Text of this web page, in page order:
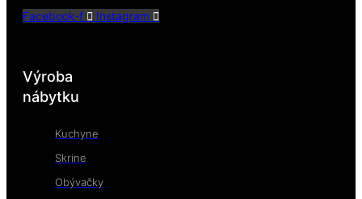
Facebook-f Instagram
Výroba
nábytku
Kuchyne
Skrine
Obývačky